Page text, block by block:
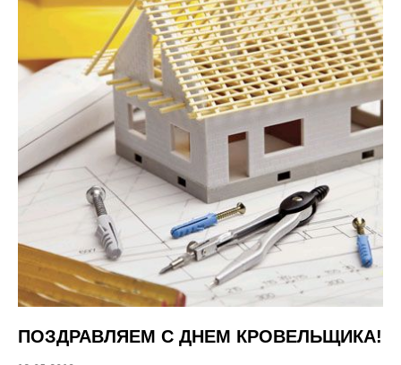
ПОЗДРАВЛЯЕМ С ДНЕМ КРОВЕЛЬЩИКА!